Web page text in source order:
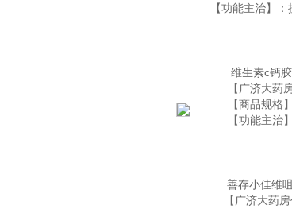
【功能主治】：
维生素c钙
【广济大药
【商品规格
【功能主治
善存小佳维
【广济大药房